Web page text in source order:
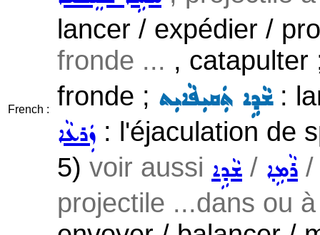
French :
lancer / expédier /
fronde ... ,
fronde ; ܫܵܕܹܐ ܬܲܩܝܼܦܵܐܝܼܬ:
ܙܲܪܥܵܐ : l'éjaculation de
5) voir aussi ܫܵܕܹܐ / ܪܵܡܹܐ
projectile ...dans ou